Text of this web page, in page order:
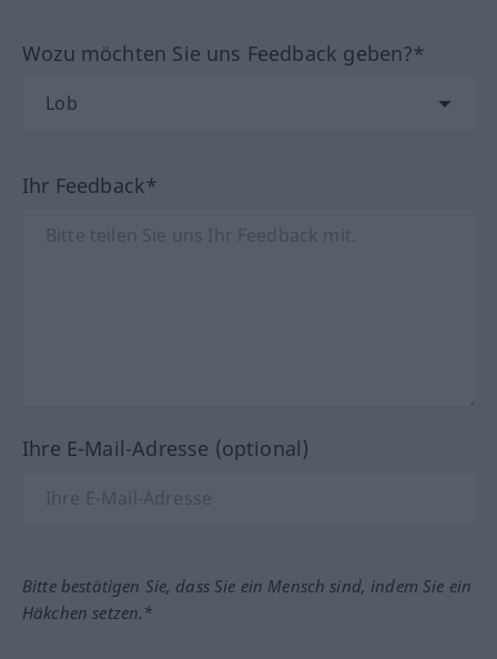
Wozu möchten Sie uns Feedback geben?*
Ihr Feedback*
Ihre E-Mail-Adresse (optional)
Bitte bestätigen Sie, dass Sie ein Mensch sind, indem Sie ein
Häkchen setzen.*